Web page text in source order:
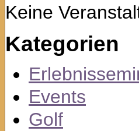
Keine
Kategorien
Events
Golf